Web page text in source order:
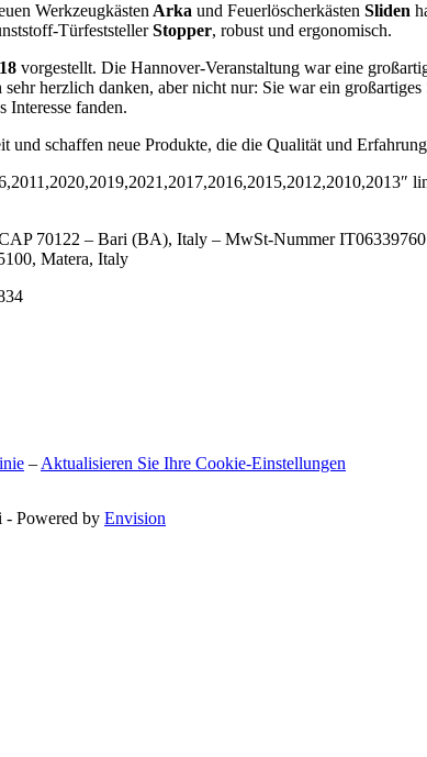
Werkzeugkästen Arka und Feuerlöscherkästen Sliden
TürfeststellerStopper, robust und ergonomisch.
vorgestellt. Die Hannover-Veranstaltung war eine
herzlich danken, aber nicht nur: Sie war ein
Interesse fanden.
und schaffen neue Produkte, die die Qualität und
70122 – Bari (BA), Italy – MwSt-Nummer
Matera, Italy
– Aktualisieren Sie Ihre Cookie-Einstellungen
Powered by Envision